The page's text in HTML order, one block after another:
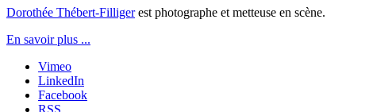
Dorothée Thébert-Filligerest photographe et metteuse en scène.
En savoir plus ...
Vimeo
LinkedIn
Facebook